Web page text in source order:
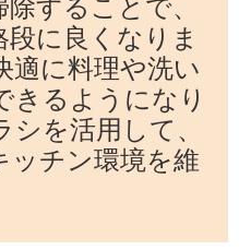
することで、
に良くなりま
適に料理や洗い
きるようになり
シを活用して、
ッチン環境を維